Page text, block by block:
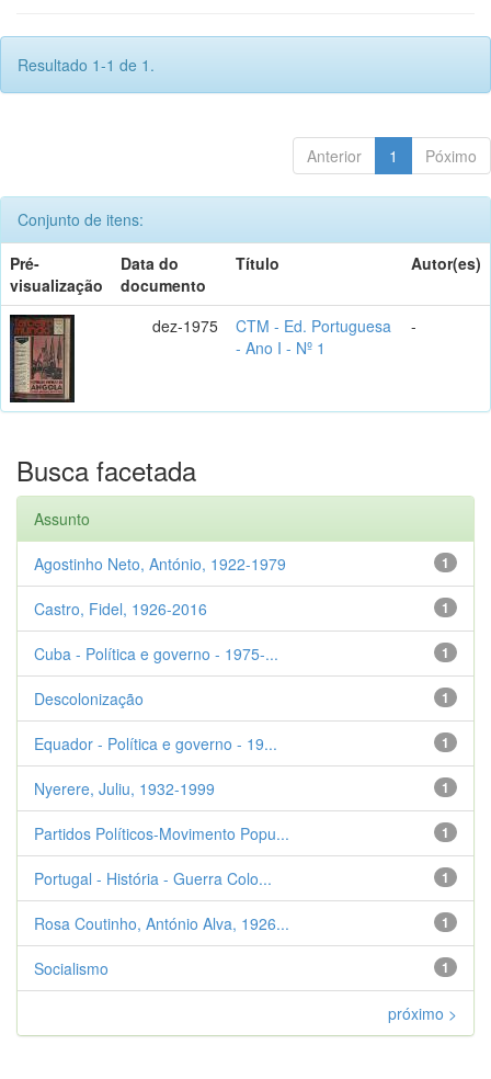
Resultado 1-1 de 1.
Anterior 1 Póximo
Conjunto de itens:
Pré-
visualização
Data do
documento
Título Autor(es)
dez-1975
CTM - Ed. Portuguesa
- Ano I - Nº 1
-
Busca facetada
Assunto
1
Agostinho Neto, António, 1922-1979
1
Castro, Fidel, 1926-2016
1
Cuba - Política e governo - 1975-...
1
Descolonização
1
Equador - Política e governo - 19...
1
Nyerere, Juliu, 1932-1999
1
Partidos Políticos-Movimento Popu...
1
Portugal - História - Guerra Colo...
1
Rosa Coutinho, António Alva, 1926...
1
Socialismo
próximo >